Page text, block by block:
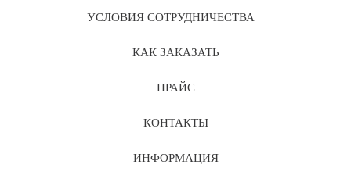
УСЛОВИЯ СОТРУДНИЧЕСТВА
КАК ЗАКАЗАТЬ
ПРАЙС
КОНТАКТЫ
ИНФОРМАЦИЯ